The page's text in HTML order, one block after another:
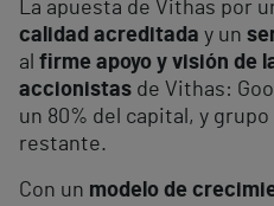
La apuesta de Vithas por
calidad acreditada y un
al firme apoyo y visión de
accionistas de Vithas:
un 80% del capital, y grupo
restante.
Con un modelo de